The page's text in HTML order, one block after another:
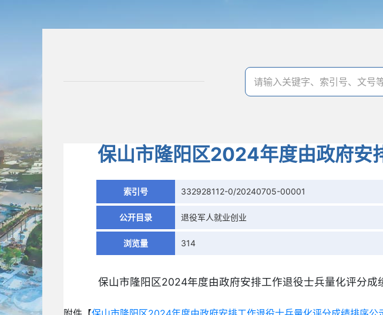
保山市隆阳区2024年度由政府安
索引号 332928112-0/20240705-00001
公开目录 退役军人就业创业
浏览量 314
保山市隆阳区2024年度由政府安排工作退役士兵量化评分成